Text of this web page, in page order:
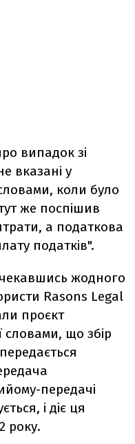
випадок зі
вказані у
коли було
же поспішив
а податкова
податків".
жодного
Rasons Legal
проєкт
що збір
передачі
і діє ця
року.